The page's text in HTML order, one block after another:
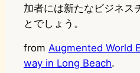
加者には新たなビジネス
とでしょう。
from Augmented World
way in Long Beach.